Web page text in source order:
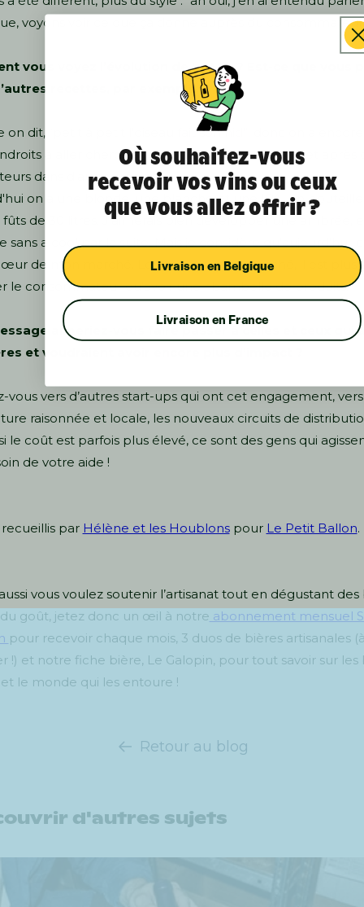
voyons voir ce que ça donne auprès du
vous voyez l’évolution de La Mie ? Est-ce que vous
recettes, par exemple ?
on dit, “petit à petit l’oiseau fait son nid”, donc on a
à aller chercher, surtout en Île-de-France, et après
dans d’autres régions.
on a une blonde, une blanche et une IPA, en
de 30 litres. J'aimerais bien développer une ambrée,
sans alcool par la suite. Mais je considère qu'aujourd'hui,
de mon marché. Le cœur de mon marché, il est plus
le consommateur qu'avoir une ribambelle de produits.
aimeriez-vous faire passer à celles et ceux qui
et voudraient avoir encore plus d’impact ?
vous vers d’autres start-ups qui ont cet engagement, vers
raisonnée et locale, les nouveaux circuits de
le coût est parfois plus élevé, ce sont des gens qui
de votre aide !
par Hélène et les Houblonspour Le Petit Ballon.
vous voulez soutenir l’artisanat tout en dégustant des
goût, jetez donc un œil à notre abonnement mensuel
pour recevoir chaque mois, 3 duos de bières artisanales
!) et notre fiche bière, Le Galopin, pour tout savoir sur les
le monde qui les entoure !
Retour au blog
d'autres sujets
Où souhaitez-vous
recevoir vos vins ou ceux
que vous allez offrir ?
Livraison en Belgique
Livraison en France